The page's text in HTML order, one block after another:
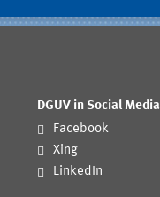
DGUV in Social Media
Facebook
Xing
LinkedIn